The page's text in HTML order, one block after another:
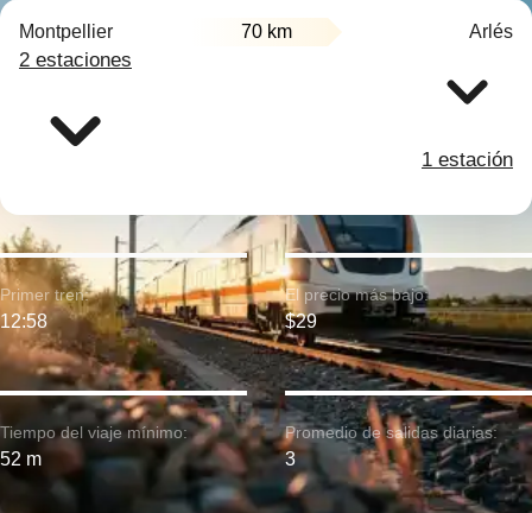
Montpellier 70 km Arlés
2 estaciones
1 estación
Tiempo del viaje mínimo:
52 m
Primer tren:
12:58
El precio más bajo:
$29
Promedio de salidas diarias:
3